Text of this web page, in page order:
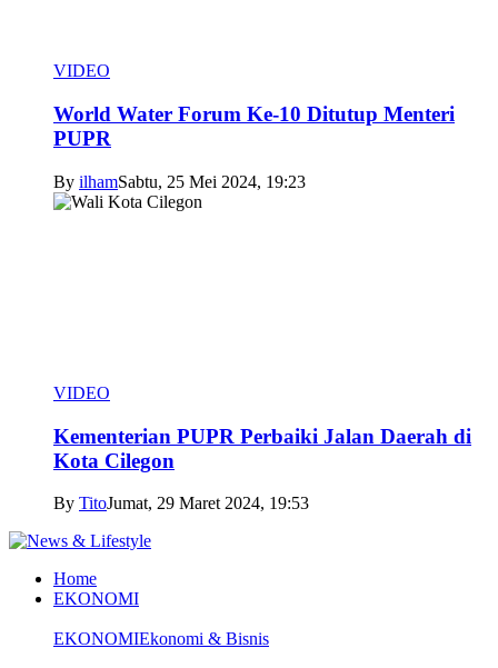
VIDEO
World Water Forum Ke-10 Ditutup Menteri
PUPR
By ilhamSabtu, 25 Mei 2024, 19:23
VIDEO
Kementerian PUPR Perbaiki Jalan Daerah di
Kota Cilegon
By TitoJumat, 29 Maret 2024, 19:53
Home
EKONOMI
EKONOMIEkonomi & Bisnis